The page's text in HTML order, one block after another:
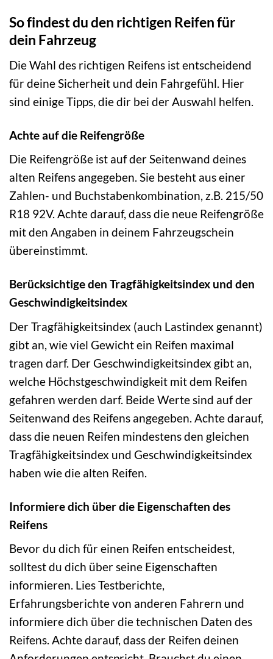
So findest du den richtigen Reifen für
dein Fahrzeug
Die Wahl des richtigen Reifens ist entscheidend
für deine Sicherheit und dein Fahrgefühl. Hier
sind einige Tipps, die dir bei der Auswahl helfen.
Achte auf die Reifengröße
Die Reifengröße ist auf der Seitenwand deines
alten Reifens angegeben. Sie besteht aus einer
Zahlen- und Buchstabenkombination, z.B. 215/50
R18 92V. Achte darauf, dass die neue Reifengröße
mit den Angaben in deinem Fahrzeugschein
übereinstimmt.
Berücksichtige den Tragfähigkeitsindex und den
Geschwindigkeitsindex
Der Tragfähigkeitsindex (auch Lastindex genannt)
gibt an, wie viel Gewicht ein Reifen maximal
tragen darf. Der Geschwindigkeitsindex gibt an,
welche Höchstgeschwindigkeit mit dem Reifen
gefahren werden darf. Beide Werte sind auf der
Seitenwand des Reifens angegeben. Achte darauf,
dass die neuen Reifen mindestens den gleichen
Tragfähigkeitsindex und Geschwindigkeitsindex
haben wie die alten Reifen.
Informiere dich über die Eigenschaften des
Reifens
Bevor du dich für einen Reifen entscheidest,
solltest du dich über seine Eigenschaften
informieren. Lies Testberichte,
Erfahrungsberichte von anderen Fahrern und
informiere dich über die technischen Daten des
Reifens. Achte darauf, dass der Reifen deinen